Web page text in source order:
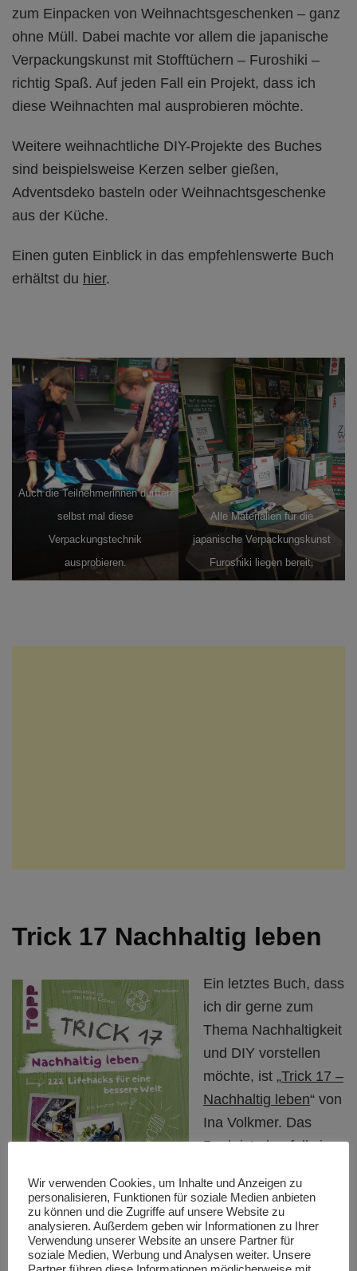
zum Einpacken von Weihnachtsgeschenken – ganz
ohne Müll. Dabei machte vor allem die japanische
Verpackungskunst mit Stofftüchern – Furoshiki –
richtig Spaß. Auf jeden Fall ein Projekt, dass ich
diese Weihnachten mal ausprobieren möchte.
Weitere weihnachtliche DIY-Projekte des Buches
sind beispielsweise Kerzen selber gießen,
Adventsdeko basteln oder Weihnachtsgeschenke
aus der Küche.
Einen guten Einblick in das empfehlenswerte Buch
erhältst du hier.
Auch die Teilnehmerinnen durften
selbst mal diese
Verpackungstechnik
ausprobieren.
Alle Materialien für die
japanische Verpackungskunst
Furoshiki liegen bereit.
Trick 17 Nachhaltig leben
Artikel Nr.: 7726, ISBN-13:
9783772477263, Seiten:
Ein letztes Buch, dass
ich dir gerne zum
Thema Nachhaltigkeit
und DIY vorstellen
möchte, ist „Trick 17 –
Nachhaltig leben“ von
Ina Volkmer. Das
Buch ist ebenfalls im
bereits sehr
bekannten Reihe
„Trick 17“ erschienen.
Das Buch gefällt mir
Wir verwenden Cookies, um Inhalte und Anzeigen zu
personalisieren, Funktionen für soziale Medien anbieten
zu können und die Zugriffe auf unsere Website zu
analysieren. Außerdem geben wir Informationen zu Ihrer
Verwendung unserer Website an unsere Partner für
soziale Medien, Werbung und Analysen weiter. Unsere